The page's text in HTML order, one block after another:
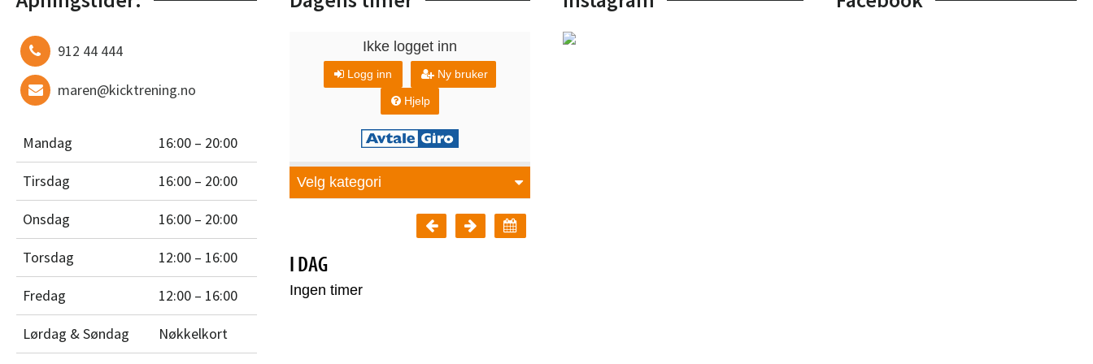
912 44 444
maren@kicktrening.no
Mandag 16:00 – 20:00
Tirsdag 16:00 – 20:00
Onsdag 16:00 – 20:00
Torsdag 12:00 – 16:00
Fredag 12:00 – 16:00
Lørdag & Søndag Nøkkelkort